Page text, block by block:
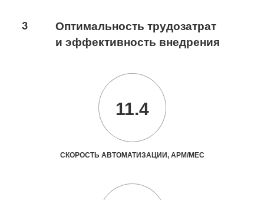
3
Оптимальность трудозатрат
и эффективность внедрения
11.4
СКОРОСТЬ АВТОМАТИЗАЦИИ, АРМ/МЕС